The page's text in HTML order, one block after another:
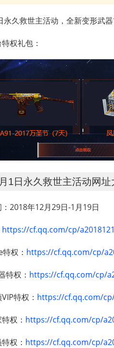
永久救世主活动，全新变形武器
权礼包：
1日永久救世主活动网址
2018年12月29日-1月19日
https://cf.qq.com/cp/
权： https://cf.qq.com/cp/
特权： https://cf.qq.com/cp/
特权： https://cf.qq.com/
权： https://cf.qq.com/cp/
权： https://cf.qq.com/cp/